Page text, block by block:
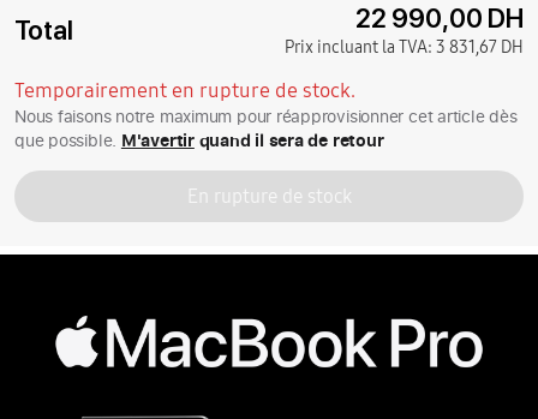
Total 22 990,00 DH
Prix incluant la TVA: 3 831,67 DH
Temporairement en rupture de stock.
Nous faisons notre maximum pour réapprovisionner cet article dès
que possible. M'avertirquand il sera de retour
En rupture de stock